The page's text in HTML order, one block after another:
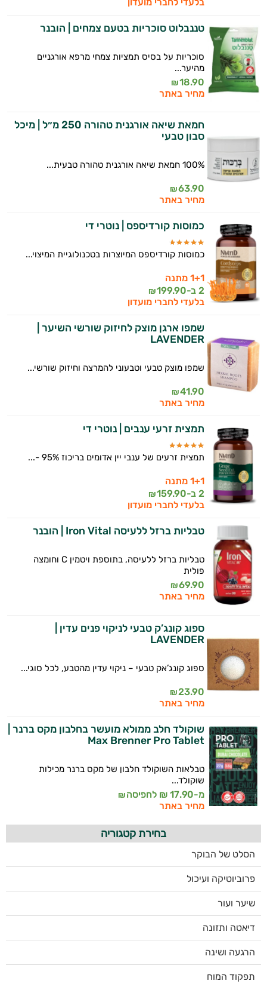
טננבלוט סוכריות בטעם צמחים | הובנר
סוכריות על בסיס תמציות צמחי מרפא אורגניים
מהיער...
18.90
₪
מחיר באתר
חמאת שיאה אורגנית טהורה 250 מ״ל | מיכל
סבון טבעי
100% חמאת שיאה אורגנית טהורה טבעית...
63.90
₪
מחיר באתר
כמוסות קורדיספס | נוטרי די
כמוסות קורדיספס המיוצרות בטכנולוגיית המיצוי...
1+1 מתנה
2 ב-
199.90
₪
בלעדי לחברי מועדון
שמפו ארגן מוצק לחיזוק שורשי השיער |
LAVENDER
שמפו מוצק טבעי וטבעוני להמרצה וחיזוק שורשי...
41.90
₪
מחיר באתר
תמצית זרעי ענבים | נוטרי די
תמצית זרעים של ענבי יין אדומים בריכוז 95% -...
1+1 מתנה
2 ב-
159.90
₪
בלעדי לחברי מועדון
טבליות ברזל ללעיסה Iron Vital | הובנר
טבליות ברזל ללעיסה, בתוספת ויטמין C וחומצה
פולית
69.90
₪
מחיר באתר
ספוג קונג’ק טבעי לניקוי פנים עדין |
LAVENDER
ספוג קונג’אק טבעי – ניקוי עדין מהטבע, לכל סוגי...
23.90
₪
מחיר באתר
שוקולד חלב ממולא מועשר בחלבון מקס ברנר |
Max Brenner Pro Tablet
טבלאות השוקולד חלבון של מקס ברנר מכילות
שוקולד...
מ-17.90 ₪ לחפיסה ₪
מחיר באתר
בחירת קטגוריה
הסלט של הבוקר
פרוביוטיקה ועיכול
שיער ועור
דיאטה ותזונה
הרגעה ושינה
תפקוד המוח